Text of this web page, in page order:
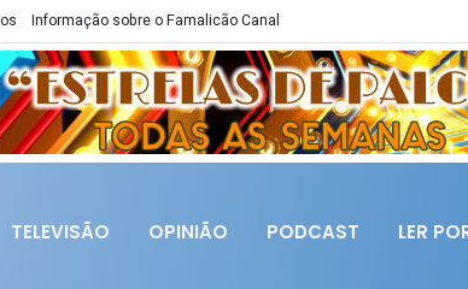
Informação sobre o Famalicão Canal
TELEVISÃO OPINIÃO PODCAST LER